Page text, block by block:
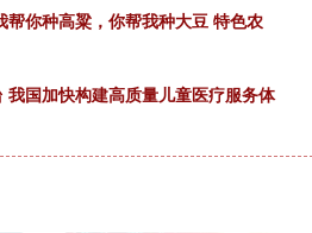
帮你种高粱，你帮我种大豆 特色农
我国加快构建高质量儿童医疗服务体